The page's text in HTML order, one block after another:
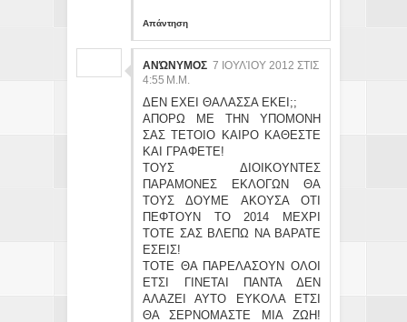
Απάντηση
ΑΝΏΝΥΜΟΣ 7 ΙΟΥΛΊΟΥ 2012 ΣΤΙΣ
4:55 Μ.Μ.
ΔΕΝ ΕΧΕΙ ΘΑΛΑΣΣΑ ΕΚΕΙ;;
ΑΠΟΡΩ ΜΕ ΤΗΝ ΥΠΟΜΟΝΗ
ΣΑΣ ΤΕΤΟΙΟ ΚΑΙΡΟ ΚΑΘΕΣΤΕ
ΚΑΙ ΓΡΑΦΕΤΕ!
ΤΟΥΣ ΔΙΟΙΚΟΥΝΤΕΣ
ΠΑΡΑΜΟΝΕΣ ΕΚΛΟΓΩΝ ΘΑ
ΤΟΥΣ ΔΟΥΜΕ ΑΚΟΥΣΑ ΟΤΙ
ΠΕΦΤΟΥΝ ΤΟ 2014 ΜΕΧΡΙ
ΤΟΤΕ ΣΑΣ ΒΛΕΠΩ ΝΑ ΒΑΡΑΤΕ
ΕΣΕΙΣ!
ΤΟΤΕ ΘΑ ΠΑΡΕΛΑΣΟΥΝ ΟΛΟΙ
ΕΤΣΙ ΓΙΝΕΤΑΙ ΠΑΝΤΑ ΔΕΝ
ΑΛΑΖΕΙ ΑΥΤΟ ΕΥΚΟΛΑ ΕΤΣΙ
ΘΑ ΣΕΡΝΟΜΑΣΤΕ ΜΙΑ ΖΩΗ!